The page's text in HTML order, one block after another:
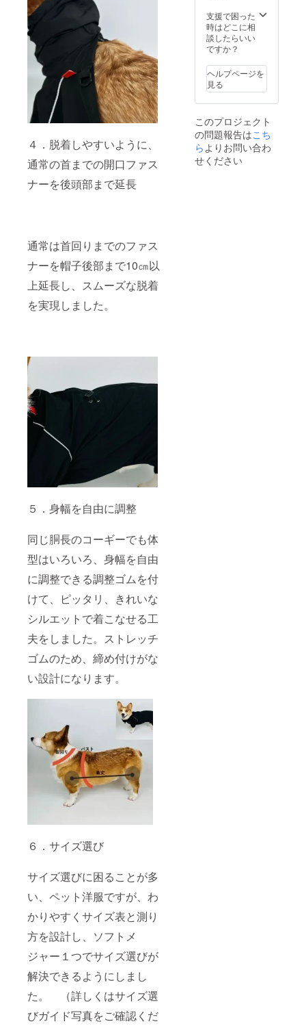
４．脱着しやすいように、
通常の首までの開口ファス
ナーを後頭部まで延長
通常は首回りまでのファス
ナーを帽子後部まで10㎝以
上延長し、スムーズな脱着
を実現しました。
５．身幅を自由に調整
同じ胴長のコーギーでも体
型はいろいろ、身幅を自由
に調整できる調整ゴムを付
けて、ピッタリ、きれいな
シルエットで着こなせる工
夫をしました。ストレッチ
ゴムのため、締め付けがな
い設計になります。
６．サイズ選び
サイズ選びに困ることが多
い、ペット洋服ですが、わ
かりやすくサイズ表と測り
方を設計し、ソフトメ
ジャー１つでサイズ選びが
解決できるようにしまし
た。 （詳しくはサイズ選
びガイド写真をご確認くだ
支援で困った
時はどこに相
談したらいい
ですか？
ヘルプページを
見る
このプロジェクト
の問題報告はこち
ら よりお問い合わ
せください